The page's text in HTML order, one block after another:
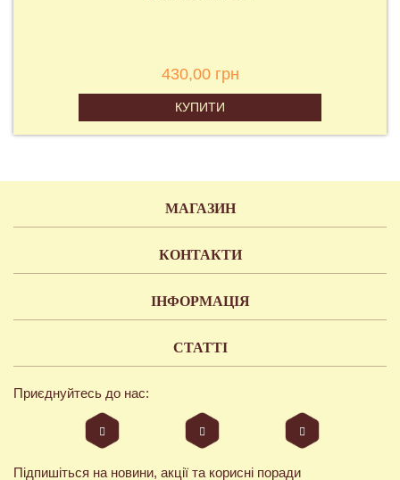
430,00 грн
КУПИТИ
МАГАЗИН
КОНТАКТИ
ІНФОРМАЦІЯ
СТАТТІ
Приєднуйтесь до нас:
Підпишіться на новини, акції та корисні поради